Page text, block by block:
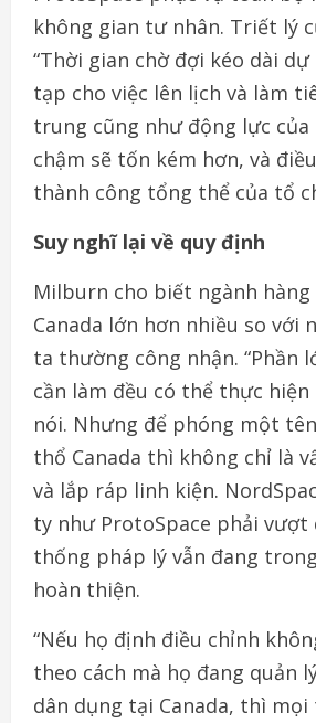
không gian tư nhân. Triết lý
“Thời gian chờ đợi kéo dài
tạp cho việc lên lịch và làm
trung cũng như động lực của
chậm sẽ tốn kém hơn, và
thành công tổng thể của tổ
Suy nghĩ lại về quy định
Milburn cho biết ngành
Canada lớn hơn nhiều so với
ta thường công nhận. “Phần
cần làm đều có thể thực hiện
nói. Nhưng để phóng một
thổ Canada thì không chỉ là
và lắp ráp linh kiện.
ty như ProtoSpace phải vượt
thống pháp lý vẫn đang
hoàn thiện.
“Nếu họ định điều chỉnh
theo cách mà họ đang quản
dân dụng tại Canada, thì